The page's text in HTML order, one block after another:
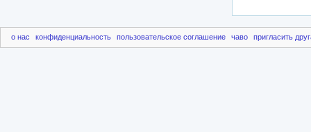
о нас конфиденциальность пользовательское соглашение чаво пригласить